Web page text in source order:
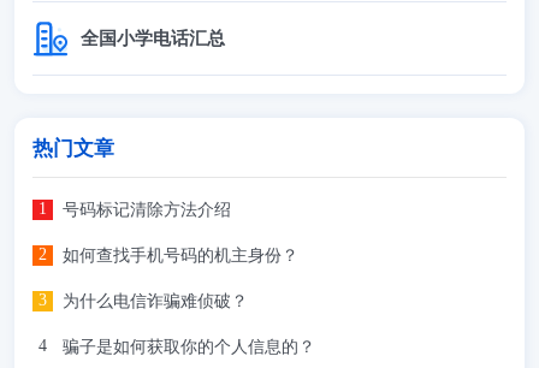
全国小学电话汇总
热门文章
号码标记清除方法介绍
如何查找手机号码的机主身份？
为什么电信诈骗难侦破？
骗子是如何获取你的个人信息的？